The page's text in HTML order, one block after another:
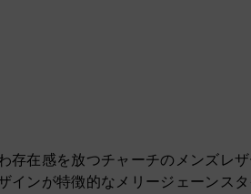
在感を放つチャーチのメンズレザ
ンが特徴的なメリージェーンス